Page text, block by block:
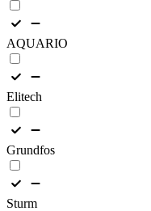
AQUARIO
Elitech
Grundfos
Sturm